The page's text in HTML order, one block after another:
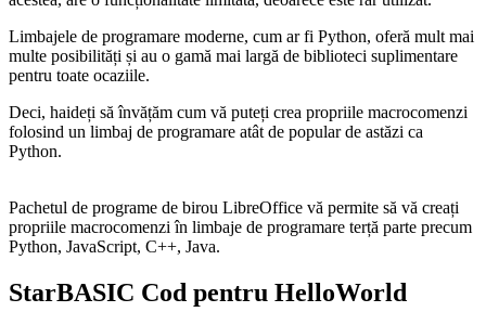
Limbajele de programare moderne, cum ar fi Python, oferă mult mai
multe posibilități și au o gamă mai largă de biblioteci suplimentare
pentru toate ocaziile.
Deci, haideți să învățăm cum vă puteți crea propriile macrocomenzi
folosind un limbaj de programare atât de popular de astăzi ca
Python.
Pachetul de programe de birou LibreOffice vă permite să vă creați
propriile macrocomenzi în limbaje de programare terță parte precum
Python, JavaScript, C++, Java.
StarBASIC Cod pentru HelloWorld